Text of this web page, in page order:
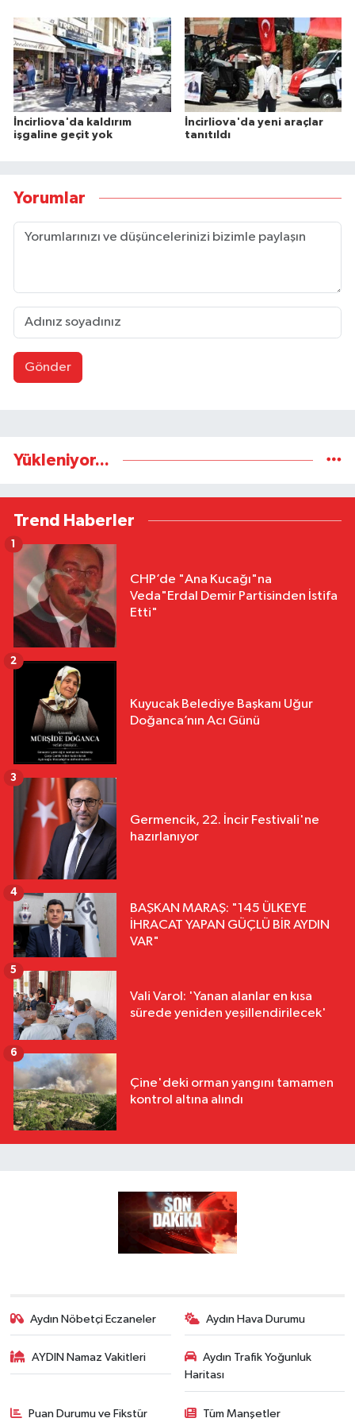
İncirliova'da kaldırım
işgaline geçit yok
İncirliova'da yeni araçlar
tanıtıldı
Yorumlar
Gönder
Yükleniyor...
Trend Haberler
CHP’de "Ana Kucağı"na
Veda"Erdal Demir Partisinden İstifa
Etti"
1
Kuyucak Belediye Başkanı Uğur
Doğanca’nın Acı Günü
2
Germencik, 22. İncir Festivali'ne
hazırlanıyor
3
BAŞKAN MARAŞ: "145 ÜLKEYE
İHRACAT YAPAN GÜÇLÜ BİR AYDIN
VAR"
4
Vali Varol: 'Yanan alanlar en kısa
sürede yeniden yeşillendirilecek'
5
Çine'deki orman yangını tamamen
kontrol altına alındı
6
Aydın Nöbetçi Eczaneler Aydın Hava Durumu
AYDIN Namaz Vakitleri
Aydın Trafik Yoğunluk
Haritası
Puan Durumu ve Fikstür Tüm Manşetler